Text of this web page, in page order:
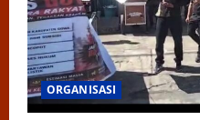
ORGANISASI